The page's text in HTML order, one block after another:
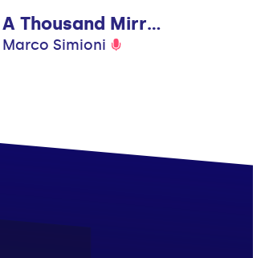
A Thousand Mirrors - Broken Haze Remix
Marco Simioni